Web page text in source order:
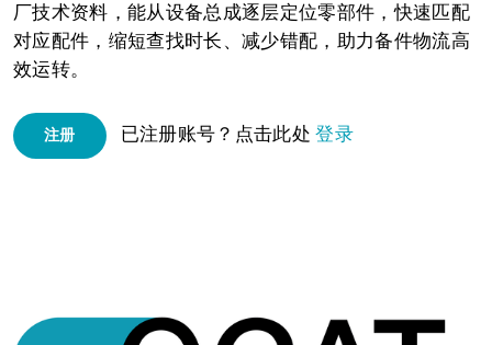
厂技术资料，能从设备总成逐层定位零部件，快速匹配
对应配件，缩短查找时长、减少错配，助力备件物流高
效运转。
注册 已注册账号？点击此处登录